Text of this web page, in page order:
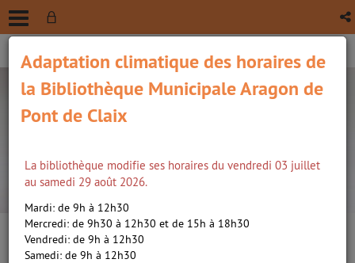
recherche avancée
Adaptation climatique des horaires de
la Bibliothèque Municipale Aragon de
Pont de Claix
La bibliothèque modifie ses horaires du vendredi 03 juillet
au samedi 29 août 2026.
Mardi: de 9h à 12h30
Mercredi: de 9h30 à 12h30 et de 15h à 18h30
Vendredi: de 9h à 12h30
Samedi: de 9h à 12h30